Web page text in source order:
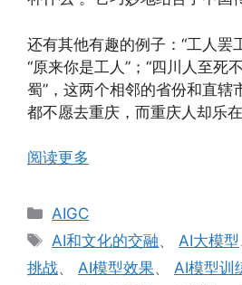
还有其他有趣的例子：“工人罢
“原来你是工人”；“四川人至死
蜀”，这两个相邻的省份和直辖
都不愿去重庆，而重庆人却乐在
阅读更多
分
类
AIGC
标
签
AI和文化的交融、AI大模型
挑战、 AI模型效果、 AI模型训